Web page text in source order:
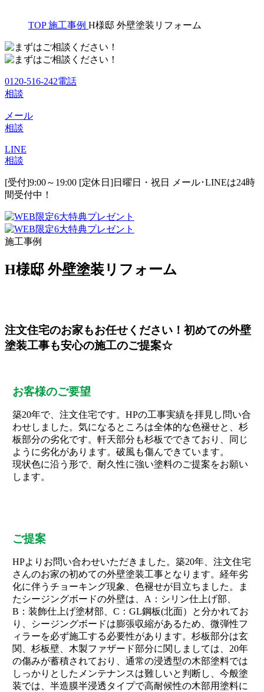
TOP 施工事例 H様邸 外壁塗装リフォーム
0120-516-242電話
相談
メール
相談
LINE
相談
[受付]9:00～19:00 [定休日]日曜日・祝日
メール･LINEは24時
間受付中！
施工事例
H様邸 外壁塗装リフォーム
注文住宅のお家もお任せください！初めての外壁
塗装工事も安心の施工のご提案☆
お客様のご要望
築20年で、注文住宅です。HPの工事実績を拝見し問い合
わせしました。気になるところは全体的な色褪せと、杉
板部分の劣化です。軒天部分も杉板でできており、同じ
ように劣化があります。破風も傷んできています。
現状色に沿う形で、耐久性に強い塗料のご提案をお願い
します。
ご提案
HPよりお問い合わせいただきました。築20年、注文住宅
さんのお家の初めての外壁塗装工事となります。経年劣
化に伴うチョーキング現象、色褪せが目立ちました。ま
たシージングボードの外壁は、A：シリン仕上げ部、
B：装飾仕上げ塗材部、C：GL鋼板(北面）と分かれてお
り、シージングボードは膨張収縮があるため、微弾性フ
ィラーを必ず施工する必要性があります。杉板部分は玄
関、杉板壁、木製ファザード部分に関しましては、20年
の傷みが蓄積されており、通常の浸透型の木部塗料では
しっかりとしたメンテナンスは難しいと判断し、今般塗
装では、半造膜半浸透タイプで高耐候性の木部用塗料に